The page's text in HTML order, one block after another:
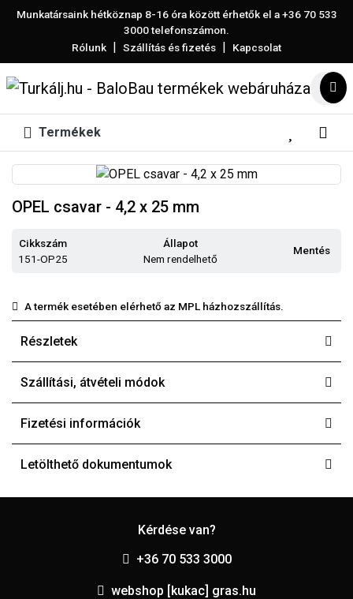
Munkatársaink hétköznap 8-16 óra között érhetők el a+36 70 533
3000telefonszámon.
Rólunk | Szállítás és fizetés | Kapcsolat
Termékek
OPEL csavar - 4,2 x 25 mm
Cikkszám
151-OP25
Állapot
Nem rendelhető
Mentés
A termék esetében elérhető az MPL házhozszállítás.
Részletek
Szállítási, átvételi módok
Fizetési információk
Letölthető dokumentumok
Kérdése van?
+36 70 533 3000
webshop [kukac] gras.hu